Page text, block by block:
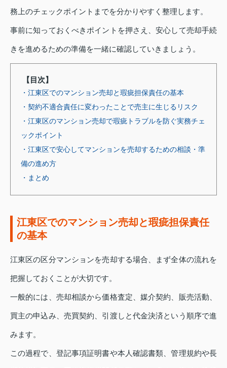
務上のチェックポイントまでを分かりやすく整理します。
事前に知っておくべきポイントを押さえ、安心して売却手続
きを進めるための準備を一緒に確認していきましょう。
【目次】
・江東区でのマンション売却と瑕疵担保責任の基本
・契約不適合責任に変わったことで売主に生じるリスク
・江東区のマンション売却で瑕疵トラブルを防ぐ実務チェ
ックポイント
・江東区で安心してマンションを売却するための相談・準
備の進め方
・まとめ
江東区でのマンション売却と瑕疵担保責任
の基本
江東区の区分マンションを売却する場合、まず全体の流れを
把握しておくことが大切です。
一般的には、売却相談から価格査定、媒介契約、販売活動、
買主の申込み、売買契約、引渡しと代金決済という順序で進
みます。
この過程で、登記事項証明書や本人確認書類、管理規約や長